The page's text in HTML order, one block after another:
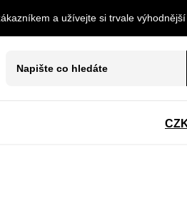
a užívejte si trvale výhodnější